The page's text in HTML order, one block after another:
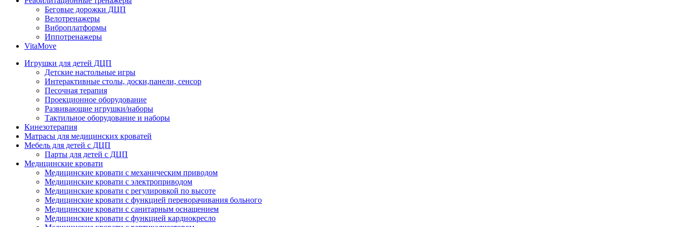
Беговые дорожки ДЦП
Велотренажеры
Виброплатформы
Иппотренажеры
VitaMove
Игрушки для детей ДЦП
Детские настольные игры
Интерактивные столы, доски,панели, сенсор
Песочная терапия
Проекционное оборудование
Развивающие игрушки/наборы
Тактильное оборудование и наборы
Кинезотерапия
Матрасы для медицинских кроватей
Мебель для детей с ДЦП
Парты для детей с ДЦП
Медицинские кровати
Медицинские кровати с механическим приводом
Медицинские кровати с электроприводом
Медицинские кровати с регулировкой по высоте
Медицинские кровати с функцией переворачивания больного
Медицинские кровати с санитарным оснащением
Медицинские кровати с функцией кардиокресло